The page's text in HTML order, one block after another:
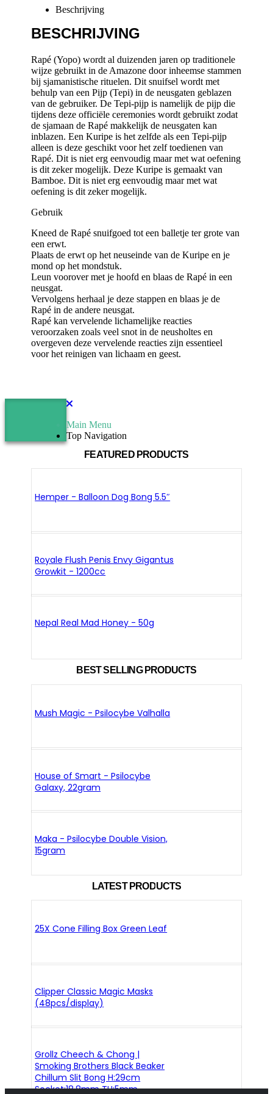
Beschrijving
BESCHRIJVING
Rapé (Yopo) wordt al duizenden jaren op traditionele
wijze gebruikt in de Amazone door inheemse stammen
bij sjamanistische rituelen. Dit snuifsel wordt met
behulp van een Pijp (Tepi) in de neusgaten geblazen
van de gebruiker. De Tepi-pijp is namelijk de pijp die
tijdens deze officiële ceremonies wordt gebruikt zodat
de sjamaan de Rapé makkelijk de neusgaten kan
inblazen. Een Kuripe is het zelfde als een Tepi-pijp
alleen is deze geschikt voor het zelf toedienen van
Rapé. Dit is niet erg eenvoudig maar met wat oefening
is dit zeker mogelijk. Deze Kuripe is gemaakt van
Bamboe. Dit is niet erg eenvoudig maar met wat
oefening is dit zeker mogelijk.
Gebruik
Kneed de Rapé snuifgoed tot een balletje ter grote van
een erwt.
Plaats de erwt op het neuseinde van de Kuripe en je
mond op het mondstuk.
Leun voorover met je hoofd en blaas de Rapé in een
neusgat.
Vervolgens herhaal je deze stappen en blaas je de
Rapé in de andere neusgat.
Rapé kan vervelende lichamelijke reacties
veroorzaken zoals veel snot in de neusholtes en
overgeven deze vervelende reacties zijn essentieel
voor het reinigen van lichaam en geest.
FEATURED PRODUCTS
Hemper - Balloon Dog Bong 5.5″
Royale Flush Penis Envy Gigantus
Growkit - 1200cc
Nepal Real Mad Honey - 50g
BEST SELLING PRODUCTS
Mush Magic - Psilocybe Valhalla
House of Smart - Psilocybe
Galaxy, 22gram
Maka - Psilocybe Double Vision,
15gram
LATEST PRODUCTS
25X Cone Filling Box Green Leaf
Clipper Classic Magic Masks
(48pcs/display)
Grollz Cheech & Chong |
Smoking Brothers Black Beaker
Chillum Slit Bong H:29cm
Socket:18.8mm TH:5mm
Main Menu
Top Navigation